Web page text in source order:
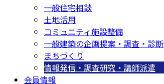
一般住宅相談
土地活用
コミュニティ施設整備
一般建築の企画提案・調査・診断
まちづくり
情報発信・調査研究・講師派遣
会員情報